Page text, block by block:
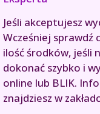
Jeśli akceptujesz
Wcześniej sprawdź
ilość środków, jeśli
dokonać szybko i
online lub BLIK.
znajdziesz w